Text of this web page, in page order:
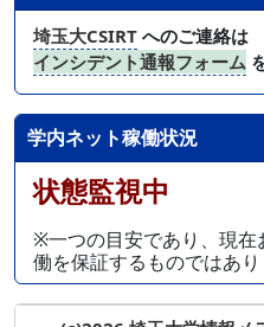
埼玉大CSIRT へのご連絡は
インシデント通報フォーム
学内ネット稼働状況
状態監視中
※一つの目安であり、現
働を保証するものではあり